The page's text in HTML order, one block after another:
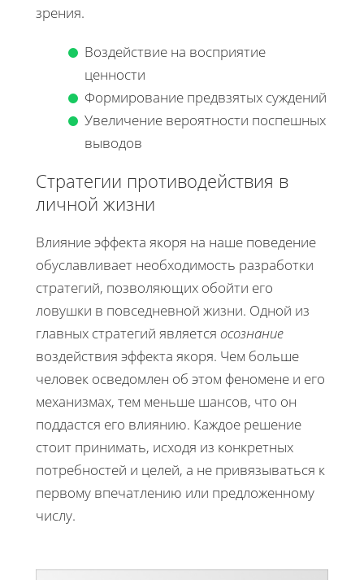
зрения.
Воздействие на восприятие
ценности
Формирование предвзятых суждений
Увеличение вероятности поспешных
выводов
Стратегии противодействия в
личной жизни
Влияние эффекта якоря на наше поведение
обуславливает необходимость разработки
стратегий, позволяющих обойти его
ловушки в повседневной жизни. Одной из
главных стратегий является осознание
воздействия эффекта якоря. Чем больше
человек осведомлен об этом феномене и его
механизмах, тем меньше шансов, что он
поддастся его влиянию. Каждое решение
стоит принимать, исходя из конкретных
потребностей и целей, а не привязываться к
первому впечатлению или предложенному
числу.